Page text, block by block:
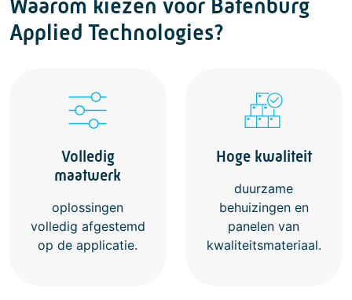
Waarom kiezen voor Batenburg
Applied Technologies?
Volledig
maatwerk
oplossingen
volledig afgestemd
op de applicatie.
Hoge kwaliteit
duurzame
behuizingen en
panelen van
kwaliteitsmateriaal.